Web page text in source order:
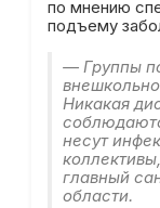
по мнению
подъему
— Группы
Никакая
несут
главный
области.